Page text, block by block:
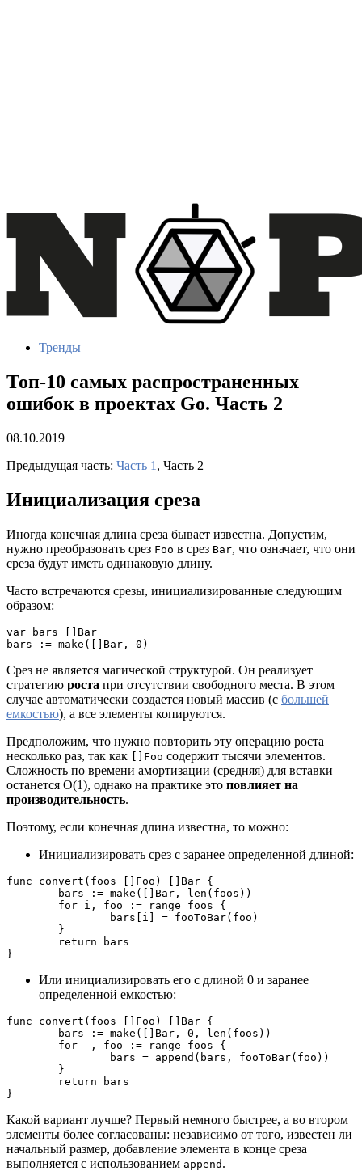
Тренды
Топ-10 самых распространенных
ошибок в проектах Go. Часть 2
08.10.2019
Предыдущая часть: Часть 1 , Часть 2
Инициализация среза
Иногда конечная длина среза бывает известна. Допустим,
нужно преобразовать срез Foo в срез Bar, что означает, что они
среза будут иметь одинаковую длину.
Часто встречаются срезы, инициализированные следующим
образом:
var bars []Bar
bars := make([]Bar, 0)
Срез не является магической структурой. Он реализует
стратегию роста при отсутствии свободного места. В этом
случае автоматически создается новый массив (с большей
емкостью), а все элементы копируются.
Предположим, что нужно повторить эту операцию роста
несколько раз, так как []Foo содержит тысячи элементов.
Сложность по времени амортизации (средняя) для вставки
останется O(1), однако на практике это повлияет на
производительность.
Поэтому, если конечная длина известна, то можно:
Инициализировать срез с заранее определенной длиной:
func convert(foos []Foo) []Bar {
}
Или инициализировать его с длиной 0 и заранее
определенной емкостью:
func convert(foos []Foo) []Bar {
}
Какой вариант лучше? Первый немного быстрее, а во втором
элементы более согласованы: независимо от того, известен ли
начальный размер, добавление элемента в конце среза
выполняется с использованием append .